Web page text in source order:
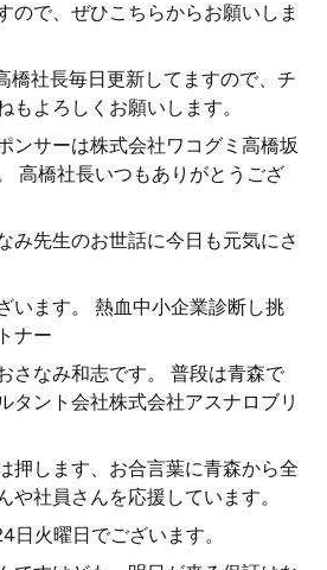
ので、ぜひこちらからお願いしま
橋社長毎日更新してますので、チ
もよろしくお願いします。
ンサーは株式会社ワコグミ高橋坂
高橋社長いつもありがとうござ
み先生のお世話に今日も元気にさ
います。 熱血中小企業診断し挑
ナー
さなみ和志です。 普段は青森で
タント会社株式会社アスナロブリ
押します、お合言葉に青森から全
や社員さんを応援しています。
日火曜日でございます。